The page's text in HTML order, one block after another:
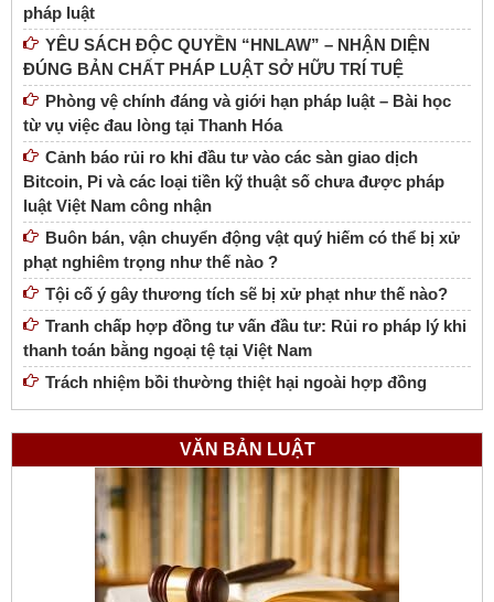
pháp luật
YÊU SÁCH ĐỘC QUYỀN “HNLAW” – NHẬN DIỆN
ĐÚNG BẢN CHẤT PHÁP LUẬT SỞ HỮU TRÍ TUỆ
Phòng vệ chính đáng và giới hạn pháp luật – Bài học
từ vụ việc đau lòng tại Thanh Hóa
Cảnh báo rủi ro khi đầu tư vào các sàn giao dịch
Bitcoin, Pi và các loại tiền kỹ thuật số chưa được pháp
luật Việt Nam công nhận
Buôn bán, vận chuyển động vật quý hiếm có thể bị xử
phạt nghiêm trọng như thế nào ?
Tội cố ý gây thương tích sẽ bị xử phạt như thế nào?
Tranh chấp hợp đồng tư vấn đầu tư: Rủi ro pháp lý khi
thanh toán bằng ngoại tệ tại Việt Nam
Trách nhiệm bồi thường thiệt hại ngoài hợp đồng
VĂN BẢN LUẬT